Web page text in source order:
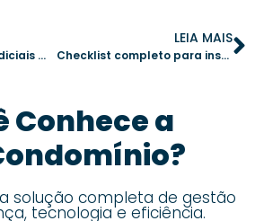
Como evitar ações judiciais em condomínios: estratégias e boas práticas
LEIA MAIS
Checklist completo para inspeção predial: dicas essenciais para síndicos
Conhece a
solução completa de gestão
tecnologia e eficiência.